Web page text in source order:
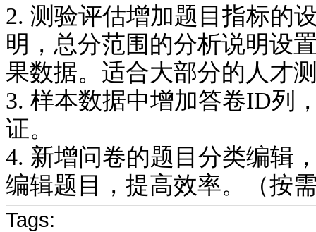
2. 测验评估增加题目指标的
明，总分范围的分析说明设
果数据。适合大部分的人才
3. 样本数据中增加答卷ID列
证。
4. 新增问卷的题目分类编辑
编辑题目，提高效率。（按
Tags: